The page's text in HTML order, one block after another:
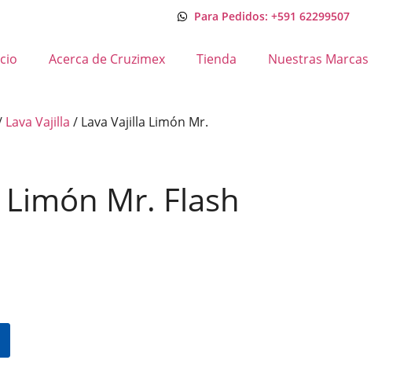
Para Pedidos: +591 62299507
Acerca de Cruzimex Tienda Nuestras Marcas
Lava Vajilla / Lava Vajilla Limón Mr.
Mr. Flash